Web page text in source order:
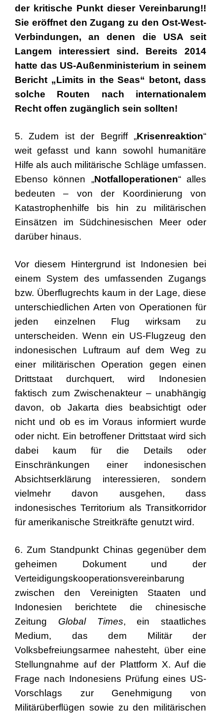
der kritische Punkt dieser Vereinbarung!!
Sie eröffnet den Zugang zu den Ost-West-
Verbindungen, an denen die USA seit
Langem interessiert sind. Bereits 2014
hatte das US-Außenministerium in seinem
Bericht „Limits in the Seas“ betont, dass
solche Routen nach internationalem
Recht offen zugänglich sein sollten!
5. Zudem ist der Begriff „Krisenreaktion“
weit gefasst und kann sowohl humanitäre
Hilfe als auch militärische Schläge umfassen.
Ebenso können „Notfalloperationen“ alles
bedeuten – von der Koordinierung von
Katastrophenhilfe bis hin zu militärischen
Einsätzen im Südchinesischen Meer oder
darüber hinaus.
Vor diesem Hintergrund ist Indonesien bei
einem System des umfassenden Zugangs
bzw. Überflugrechts kaum in der Lage, diese
unterschiedlichen Arten von Operationen für
jeden einzelnen Flug wirksam zu
unterscheiden. Wenn ein US-Flugzeug den
indonesischen Luftraum auf dem Weg zu
einer militärischen Operation gegen einen
Drittstaat durchquert, wird Indonesien
faktisch zum Zwischenakteur – unabhängig
davon, ob Jakarta dies beabsichtigt oder
nicht und ob es im Voraus informiert wurde
oder nicht. Ein betroffener Drittstaat wird sich
dabei kaum für die Details oder
Einschränkungen einer indonesischen
Absichtserklärung interessieren, sondern
vielmehr davon ausgehen, dass
indonesisches Territorium als Transitkorridor
für amerikanische Streitkräfte genutzt wird.
6. Zum Standpunkt Chinas gegenüber dem
geheimen Dokument und der
Verteidigungskooperationsvereinbarung
zwischen den Vereinigten Staaten und
Indonesien berichtete die chinesische
Zeitung Global Times, ein staatliches
Medium, das dem Militär der
Volksbefreiungsarmee nahesteht, über eine
Stellungnahme auf der Plattform X. Auf die
Frage nach Indonesiens Prüfung eines US-
Vorschlags zur Genehmigung von
Militärüberflügen sowie zu den militärischen